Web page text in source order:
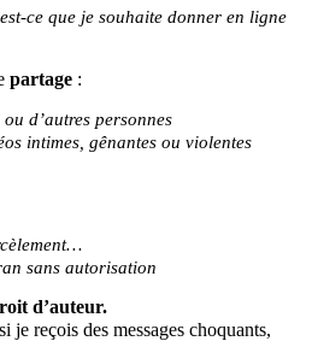
est-ce que je souhaite donner en ligne
partage :
d’autres personnes
intimes, gênantes ou violentes
sans autorisation
d’auteur.
si je reçois des messages choquants,